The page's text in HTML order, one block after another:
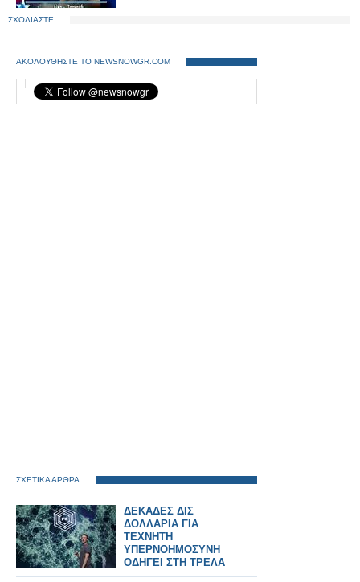
ΣΧΟΛΙΑΣΤΕ
ΑΚΟΛΟΥΘΗΣΤΕ ΤΟ NEWSNOWGR.COM
ΣΧΕΤΙΚΑ ΑΡΘΡΑ
ΔΕΚΑΔΕΣ ΔΙΣ
ΔΟΛΛΑΡΙΑ ΓΙΑ
ΤΕΧΝΗΤΗ
ΥΠΕΡΝΟΗΜΟΣΥΝΗ
ΟΔΗΓΕΙ ΣΤΗ ΤΡΕΛΑ
ΤΟΥ...TERMINATOR